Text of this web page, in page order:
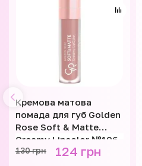
Кремова матова
помада для губ Golden
Rose Soft & Matte
Creamy Lipcolor №106
130 грн 124 грн